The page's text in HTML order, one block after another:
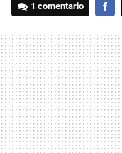
1 comentario